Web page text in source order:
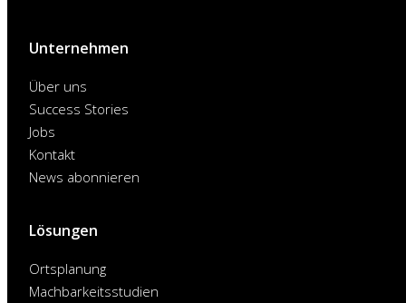
Unternehmen
Über uns
Success Stories
Jobs
Kontakt
News abonnieren
Lösungen
Ortsplanung
Machbarkeitsstudien